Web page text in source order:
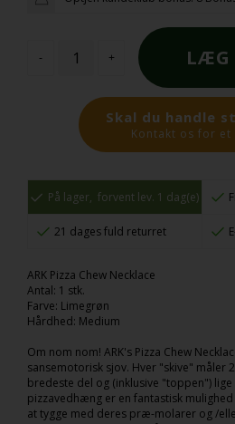
- +
Skal du handle
Kontakt os for et
På lager,forvent lev. 1 dag(e)
21 dages fuld returret
ARK Pizza Chew Necklace
Antal: 1 stk.
Farve: Limegrøn
Hårdhed: Medium
Om nom nom! ARK's Pizza Chew
sansemotorisk sjov. Hver "skive" måler
bredeste del og (inklusive "toppen") lige
pizzavedhæng er en fantastisk
at tygge med deres præ-molarer og /